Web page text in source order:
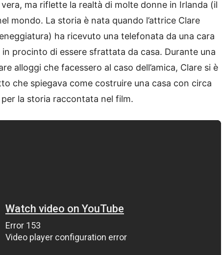
ma riflette la realtà di molte donne in Irlanda (il
mondo. La storia è nata quando l’attrice Clare
ha ricevuto una telefonata da una cara
procinto di essere sfrattata da casa. Durante una
alloggi che facessero al caso dell’amica, Clare si è
che spiegava come costruire una casa con circa
per la storia raccontata nel film.